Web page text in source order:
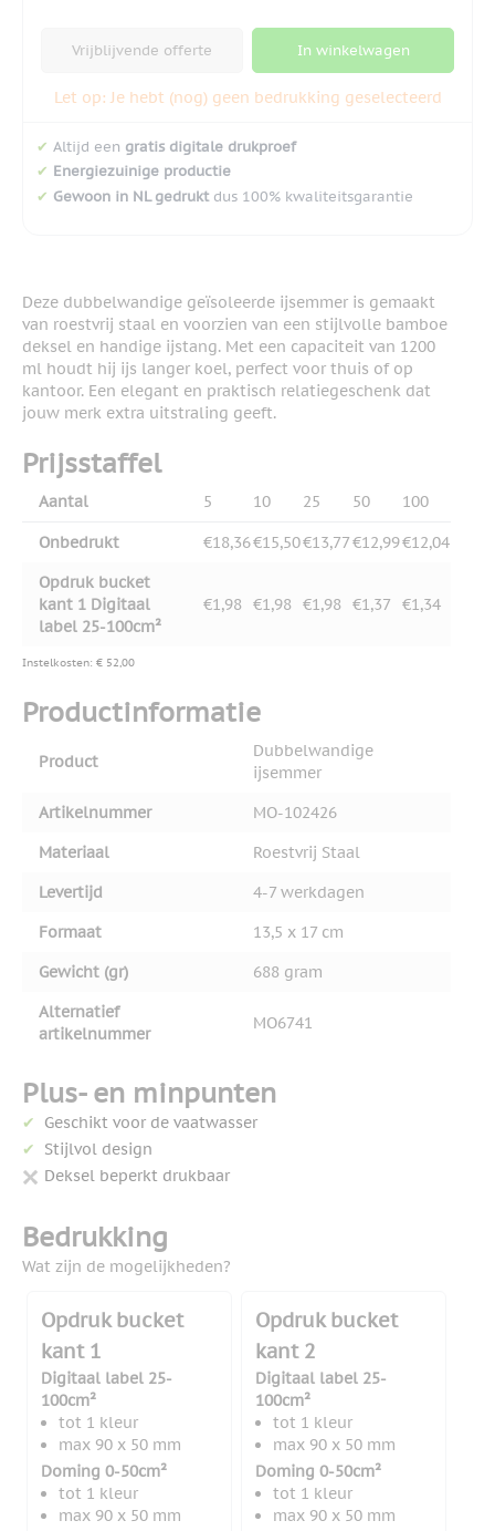
Vrijblijvende offerte In winkelwagen
Let op: Je hebt (nog) geen bedrukking geselecteerd
✔ Altijd een gratis digitale drukproef
✔ Energiezuinige productie
✔ Gewoon in NL gedruktdus 100% kwaliteitsgarantie
Deze dubbelwandige geïsoleerde ijsemmer is gemaakt
van roestvrij staal en voorzien van een stijlvolle bamboe
deksel en handige ijstang. Met een capaciteit van 1200
ml houdt hij ijs langer koel, perfect voor thuis of op
kantoor. Een elegant en praktisch relatiegeschenk dat
jouw merk extra uitstraling geeft.
Prijsstaffel
Aantal 5 10 25 50 100
Onbedrukt €18,36€15,50€13,77€12,99€12,04
Opdruk bucket
kant 1 Digitaal
label 25-100cm²
€1,98 €1,98 €1,98 €1,37 €1,34
Instelkosten: € 52,00
Productinformatie
Product
Dubbelwandige
ijsemmer
Artikelnummer
MO-102426
Materiaal
Roestvrij Staal
Levertijd
4-7 werkdagen
Formaat
13,5 x 17 cm
Gewicht (gr)
688 gram
Alternatief
artikelnummer
MO6741
Plus- en minpunten
Geschikt voor de vaatwasser
Stijlvol design
Deksel beperkt drukbaar
Bedrukking
Wat zijn de mogelijkheden?
Opdruk bucket
kant 1
Digitaal label 25-
100cm²
tot 1 kleur
max 90 x 50 mm
Doming 0-50cm²
tot 1 kleur
max 90 x 50 mm
Opdruk bucket
kant 2
Digitaal label 25-
100cm²
tot 1 kleur
max 90 x 50 mm
Doming 0-50cm²
tot 1 kleur
max 90 x 50 mm